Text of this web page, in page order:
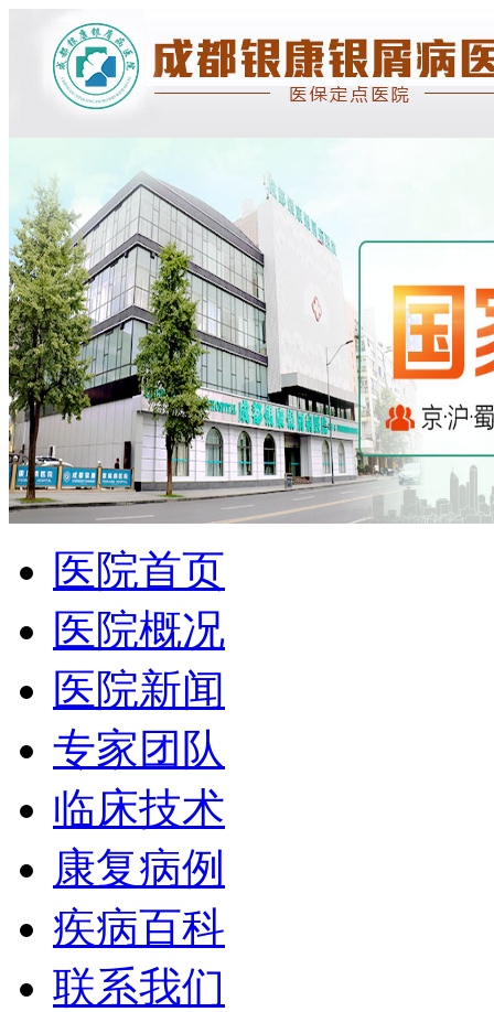
医院首页
医院概况
医院新闻
专家团队
临床技术
康复病例
疾病百科
联系我们